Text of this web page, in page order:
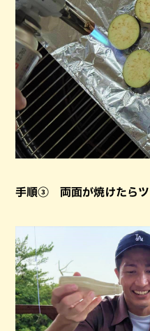
手順③ 両面が焼けたらツ